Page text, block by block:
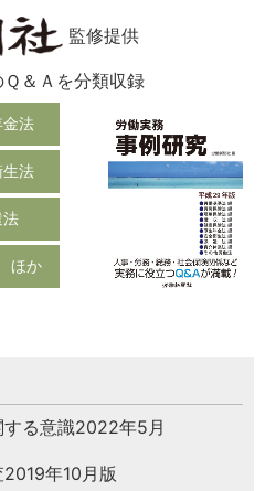
監修提供
＆Ａを分類収録
金法
法
ほか
る意識2022年5月
年10月版